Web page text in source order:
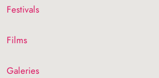
Festivals
Films
Galeries